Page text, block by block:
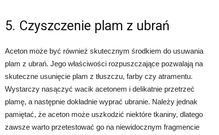
5. Czyszczenie plam z ubrań
Aceton może być również skutecznym środkiem do usuwania
plam z ubrań. Jego właściwości rozpuszczające pozwalają na
skuteczne usunięcie plam z tłuszczu, farby czy atramentu.
Wystarczy nasączyć wacik acetonem i delikatnie przetrzeć
plamę, a następnie dokładnie wyprać ubranie. Należy jednak
pamiętać, że aceton może uszkodzić niektóre tkaniny, dlatego
zawsze warto przetestować go na niewidocznym fragmencie